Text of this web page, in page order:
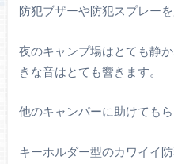
防犯ブザーや防犯スプレー
夜のキャンプ場はとても静
きな音はとても響きます。
他のキャンパーに助けてもら
キーホルダー型のカワイイ